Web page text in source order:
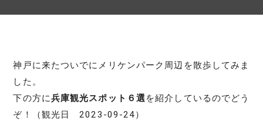
神戸に来たついでにメリケンパーク周辺を散歩してみま
した。
下の方に兵庫観光スポット６選を紹介しているのでどう
ぞ！（観光日 2023-09-24）